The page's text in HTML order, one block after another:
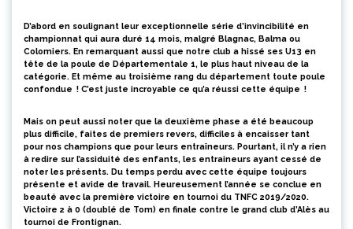
D’abord en soulignant leur exceptionnelle série d’invincibilité en
championnat qui aura duré 14 mois, malgré Blagnac, Balma ou
Colomiers. En remarquant aussi que notre club a hissé ses U13 en
tête de la poule de Départementale 1, le plus haut niveau de la
catégorie. Et même au troisième rang du département toute poule
confondue ! C’est juste incroyable ce qu’a réussi cette équipe !
Mais on peut aussi noter que la deuxième phase a été beaucoup
plus difficile, faites de premiers revers, difficiles à encaisser tant
pour nos champions que pour leurs entraîneurs. Pourtant, il n’y a rien
à redire sur l’assiduité des enfants, les entraineurs ayant cessé de
noter les présents. Du temps perdu avec cette équipe toujours
présente et avide de travail. Heureusement l’année se conclue en
beauté avec la première victoire en tournoi du TNFC 2019/2020.
Victoire 2 à 0 (doublé de Tom) en finale contre le grand club d’Alès au
tournoi de Frontignan.